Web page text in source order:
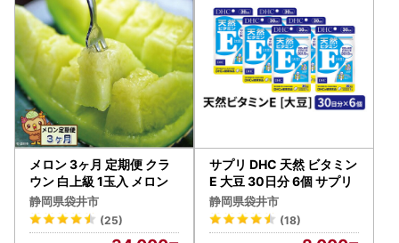
メロン 3ヶ月 定期便 クラ
ウン 白上級 1玉入 メロン
静岡県袋井市
(25)
サプリ DHC 天然 ビタミン
E 大豆 30日分 6個 サプリ
静岡県袋井市
(18)